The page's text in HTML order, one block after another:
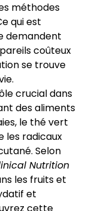
méthodes
qui est
demandent
coûteux
se trouve
crucial dans
des aliments
le thé vert
les radicaux
Selon
Nutrition
les fruits et
et